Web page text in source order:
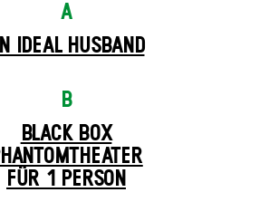
A
IDEAL HUSBAND
B
BLACK BOX
FÜR 1 PERSON